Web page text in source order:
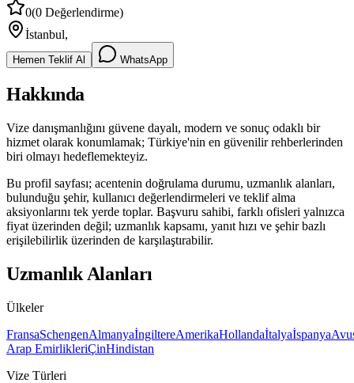
0(0 Değerlendirme)
İstanbul,
Hemen Teklif Al WhatsApp
Hakkında
Vize danışmanlığını güvene dayalı, modern ve sonuç odaklı bir
hizmet olarak konumlamak; Türkiye'nin en güvenilir rehberlerinden
biri olmayı hedeflemekteyiz.
Bu profil sayfası; acentenin doğrulama durumu, uzmanlık alanları,
bulunduğu şehir, kullanıcı değerlendirmeleri ve teklif alma
aksiyonlarını tek yerde toplar. Başvuru sahibi, farklı ofisleri yalnızca
fiyat üzerinden değil; uzmanlık kapsamı, yanıt hızı ve şehir bazlı
erişilebilirlik üzerinden de karşılaştırabilir.
Uzmanlık Alanları
Ülkeler
FransaSchengenAlmanyaİngiltereAmerikaHollandaİtalyaİspanya
Arap EmirlikleriÇinHindistan
Vize Türleri